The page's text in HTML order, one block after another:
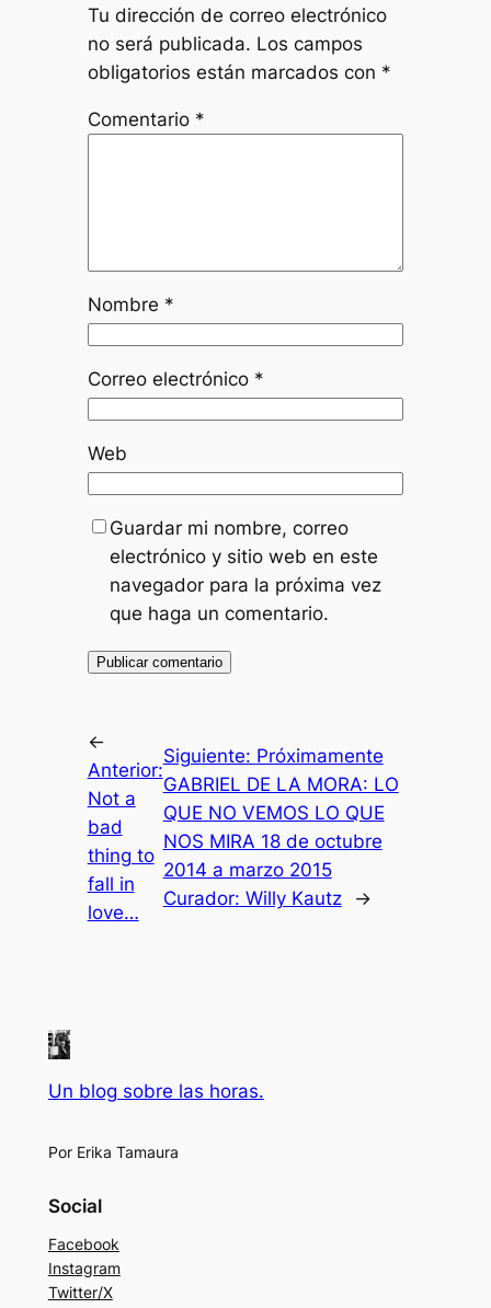
Tu dirección de correo electrónico
no será publicada. Los campos
obligatorios están marcados con *
Comentario *
Nombre *
Correo electrónico *
Web
Guardar mi nombre, correo
electrónico y sitio web en este
navegador para la próxima vez
que haga un comentario.
←
Anterior:
Not a
bad
thing to
fall in
love…
Siguiente: Próximamente
GABRIEL DE LA MORA: LO
QUE NO VEMOS LO QUE
NOS MIRA 18 de octubre
2014 a marzo 2015
Curador: Willy Kautz
→
Un blog sobre las horas.
Por Erika Tamaura
Social
Facebook
Instagram
Twitter/X